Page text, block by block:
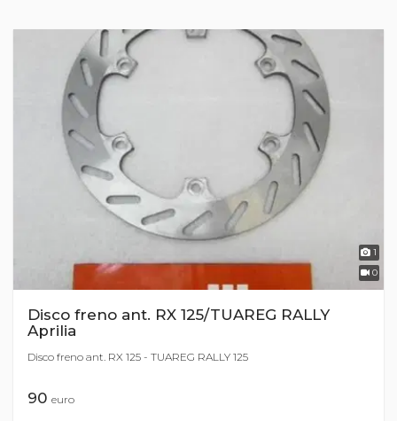
1
0
Disco freno ant. RX 125/TUAREG RALLY
Aprilia
Disco freno ant. RX 125 - TUAREG RALLY 125
90 euro